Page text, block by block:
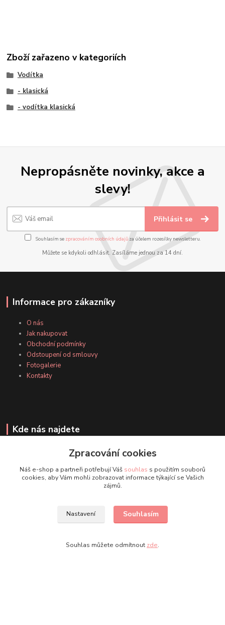
Zboží zařazeno v kategoriích
Vodítka
- klasická
- vodítka klasická
Nepropásněte novinky, akce a
slevy!
Přihlásit se
Souhlasím se zpracováním osobních údajůza účelem rozesílky newsletteru.
Můžete se kdykoli odhlásit. Zasíláme jednou za 14 dní.
Informace pro zákazníky
O nás
Jak nakupovat
Obchodní podmínky
Odstoupení od smlouvy
Fotogalerie
Kontakty
Kde nás najdete
Instagram
(Po-Pá, 8-20 hod., So-Ne, 8-14 hod.)
Zpracování cookies
Náš e-shop a partneři potřebují Váš souhlas s použitím souborů
cookies, aby Vám mohli zobrazovat informace týkající se Vašich
zájmů.
Nastavení Souhlasím
Souhlas můžete odmítnout zde.